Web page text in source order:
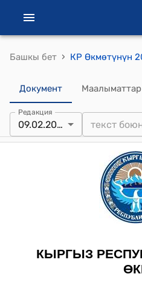
Башкы бет ›
Документ Маалыматтар
Редакция
09.02.2008